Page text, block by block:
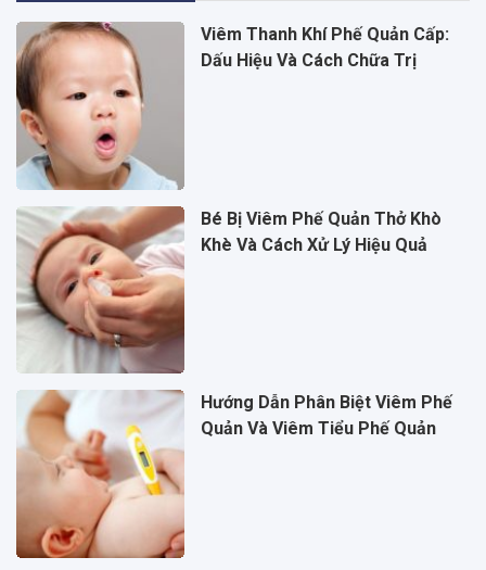
Viêm Thanh Khí Phế Quản Cấp:
Dấu Hiệu Và Cách Chữa Trị
Bé Bị Viêm Phế Quản Thở Khò
Khè Và Cách Xử Lý Hiệu Quả
Hướng Dẫn Phân Biệt Viêm Phế
Quản Và Viêm Tiểu Phế Quản